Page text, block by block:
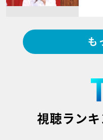
も
視聴ラン